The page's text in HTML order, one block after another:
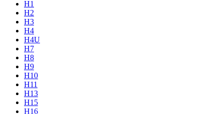
H1
H2
H3
H4
H4U
H7
H8
H9
H10
H11
H13
H15
H16